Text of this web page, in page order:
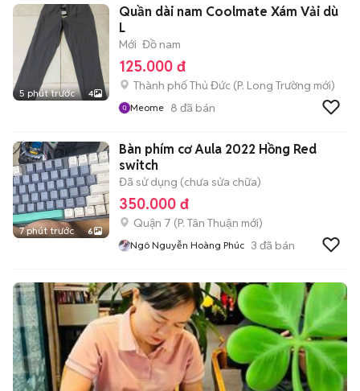
5 phút trước 4
Quần dài nam Coolmate Xám Vải dù
L
Mới Đồ nam
125.000 đ
Thành phố Thủ Đức (P. Long Trường mới)
Meome 8 đã bán
7 phút trước 6
Bàn phím cơ Aula 2022 Hồng Red
switch
Đã sử dụng (chưa sửa chữa)
350.000 đ
Quận 7 (P. Tân Thuận mới)
Ngô Nguyễn Hoàng Phúc 3 đã bán